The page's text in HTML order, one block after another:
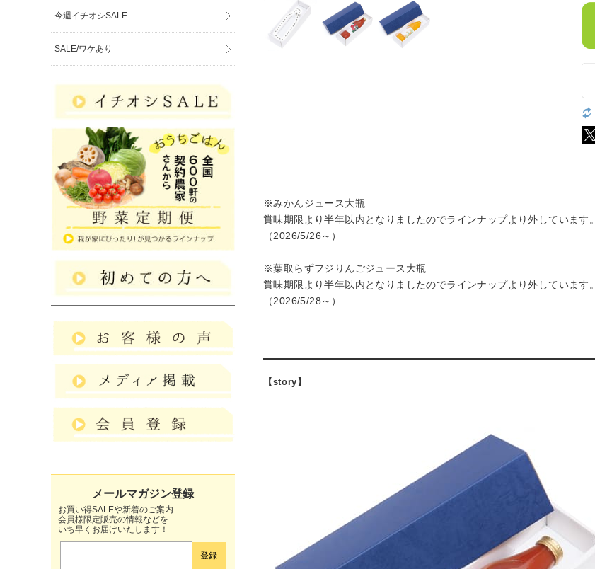
※みかんジュース大瓶
賞味期限より半年以内となりましたのでラインナップより外しています。
（2026/5/26～）
※葉取らずフジりんごジュース大瓶
賞味期限より半年以内となりましたのでラインナップより外しています。
（2026/5/28～）
【story】
今週イチオシSALE
SALE/ワケあり
お買い得SALEや新着のご案内
会員様限定販売の情報などを
いち早くお届けいたします！